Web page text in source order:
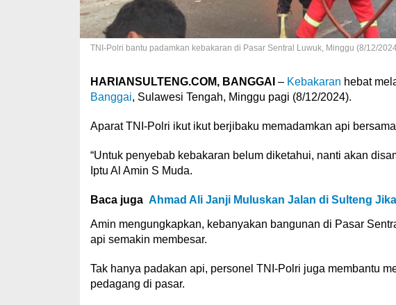
TNI-Polri bantu padamkan kebakaran di Pasar Sentral Luwuk, Minggu (8/12/
HARIANSULTENG.COM, BANGGAI – Kebakaran hebat
Banggai, Sulawesi Tengah, Minggu pagi (8/12/2024).
Aparat TNI-Polri ikut ikut berjibaku memadamkan api
“Untuk penyebab kebakaran belum diketahui, nanti akan
Iptu Al Amin S Muda.
Baca juga Ahmad Ali Janji Muluskan Jalan di Sulteng
Amin mengungkapkan, kebanyakan bangunan di Pasar
api semakin membesar.
Tak hanya padakan api, personel TNI-Polri juga membantu
pedagang di pasar.